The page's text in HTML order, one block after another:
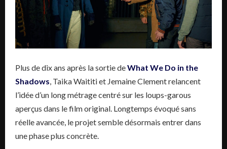
Plus de dix ans après la sortie deWhat We Do in the
Shadows, Taika Waititi et Jemaine Clement relancent
l’idée d’un long métrage centré sur les loups-garous
aperçus dans le film original. Longtemps évoqué sans
réelle avancée, le projet semble désormais entrer dans
une phase plus concrète.